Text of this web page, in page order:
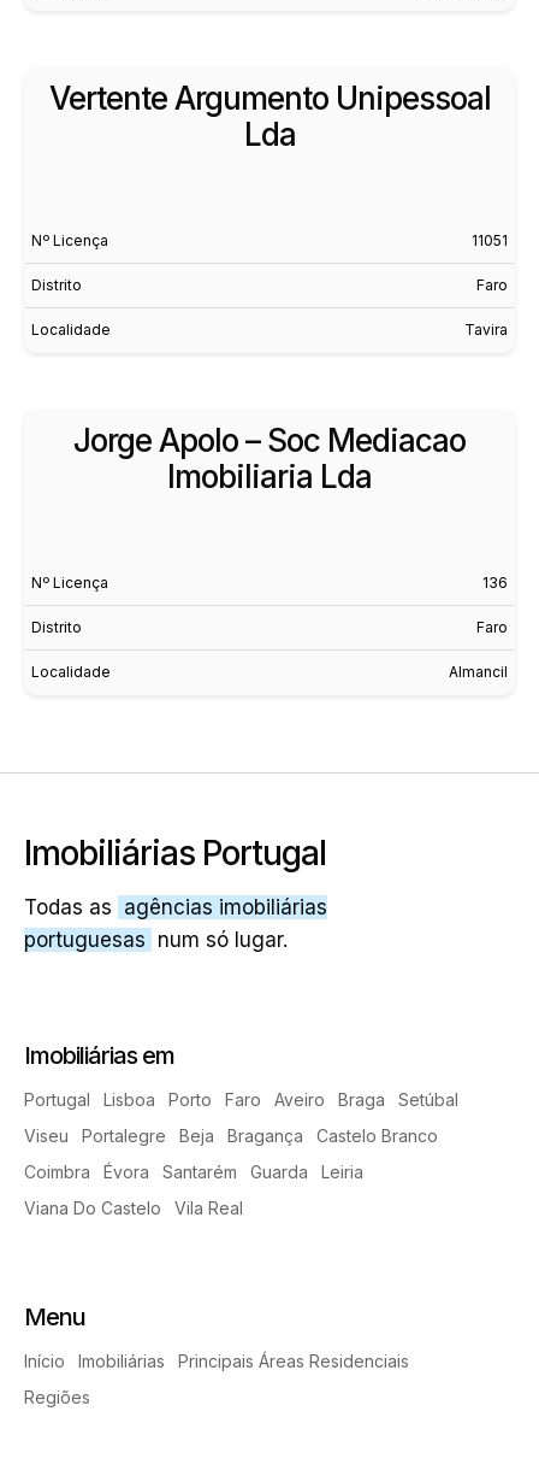
Vertente Argumento Unipessoal
Lda
Nº Licença 11051
Distrito Faro
Localidade Tavira
Jorge Apolo – Soc Mediacao
Imobiliaria Lda
Nº Licença 136
Distrito Faro
Localidade Almancil
Imobiliárias Portugal
Todas as agências imobiliárias
portuguesas num só lugar.
Imobiliárias em
Portugal Lisboa Porto Faro Aveiro Braga
Setúbal
Viseu
Portalegre Beja Bragança
Castelo Branco
Coimbra
Évora Santarém Guarda
Leiria
Viana Do Castelo
Vila Real
Menu
Início Imobiliárias
Principais Áreas Residenciais
Regiões